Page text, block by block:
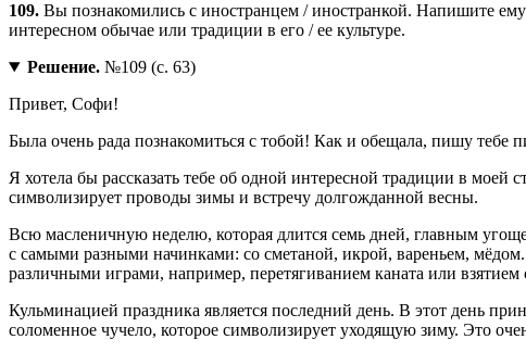
109. Вы познакомились с иностранцем / иностранкой. Напишите
интересном обычае или традиции в его / ее культуре.
Решение.№109 (с. 63)
Привет, Софи!
Была очень рада познакомиться с тобой! Как и обещала, пишу тебе
Я хотела бы рассказать тебе об одной интересной традиции в моей
символизирует проводы зимы и встречу долгожданной весны.
Всю масленичную неделю, которая длится семь дней, главным
с самыми разными начинками: со сметаной, икрой, вареньем,
различными играми, например, перетягиванием каната или взятием
Кульминацией праздника является последний день. В этот день
соломенное чучело, которое символизирует уходящую зиму. Это